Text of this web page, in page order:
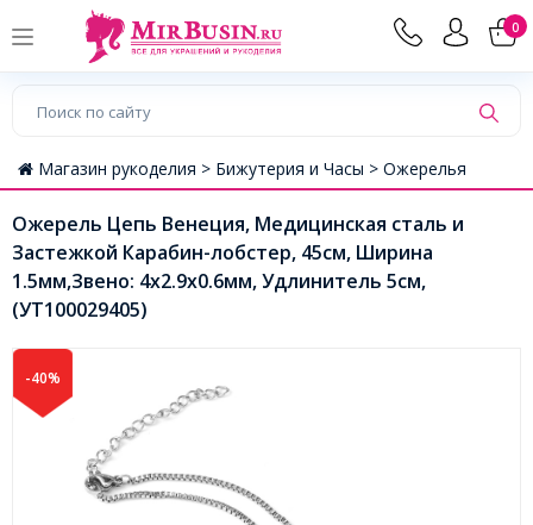
0
Магазин рукоделия > Бижутерия и Часы > Ожерелья
Ожерель Цепь Венеция, Медицинская сталь и
Застежкой Карабин-лобстер, 45см, Ширина
1.5мм,Звено: 4х2.9х0.6мм, Удлинитель 5см,
(УТ100029405)
-40%